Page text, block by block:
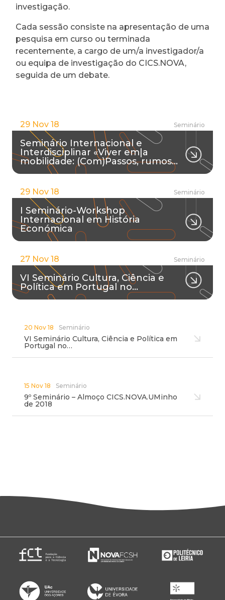
investigação.
Cada sessão consiste na apresentação de uma
pesquisa em curso ou terminada
recentemente, a cargo de um/a investigador/a
ou equipa de investigação do CICS.NOVA,
seguida de um debate.
29 Nov 18 Seminário
Seminário Internacional e
Interdisciplinar «Viver em|a
mobilidade: (Com)Passos, rumos…
29 Nov 18 Seminário
I Seminário-Workshop
Internacional em História
Económica
27 Nov 18 Seminário
VI Seminário Cultura, Ciência e
Política em Portugal no…
20 Nov 18 Seminário
VI Seminário Cultura, Ciência e Política em
Portugal no…
15 Nov 18 Seminário
9º Seminário – Almoço CICS.NOVA.UMinho
de 2018